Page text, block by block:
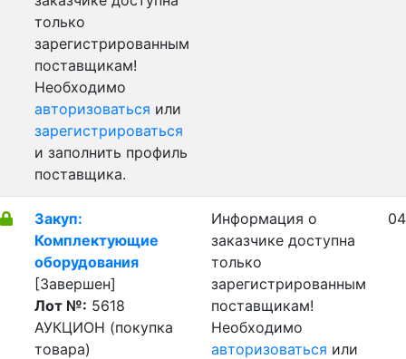
только
зарегистрированным
поставщикам!
Необходимо
авторизоваться или
зарегистрироваться
и заполнить профиль
поставщика.
Закуп:
Комплектующие
оборудования
[Завершен]
Лот №: 5618
АУКЦИОН (покупка
товара)
Информация о
заказчике доступна
только
зарегистрированным
поставщикам!
Необходимо
авторизоваться или